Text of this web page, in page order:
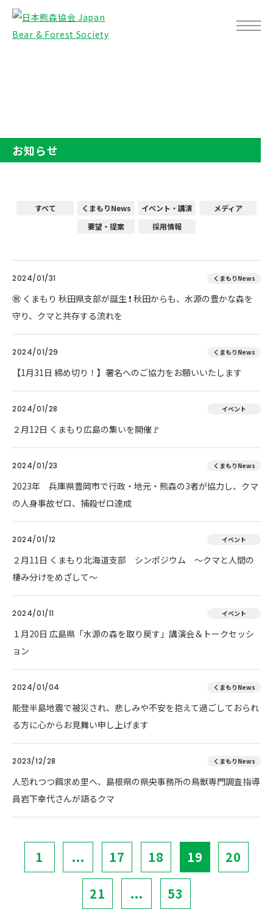
お知らせ
すべて くまもりNews イベント・講演
メディア
要望・提案
採用情報
2024/01/31 くまもりNews
㊗ くまもり 秋田県支部が誕生 ❗ 秋田からも、水源の豊かな森を
守り、クマと共存する流れを
2024/01/29 くまもりNews
【1月31日 締め切り！】署名へのご協力をお願いいたします
2024/01/28 イベント
２月12日 くまもり広島の集いを開催🚩
2024/01/23 くまもりNews
2023年 兵庫県豊岡市で行政・地元・熊森の3者が協力し、クマ
の人身事故ゼロ、捕殺ゼロ達成
2024/01/12 イベント
２月11日 くまもり北海道支部 シンポジウム ～クマと人間の
棲み分けをめざして～
2024/01/11 イベント
１月20日 広島県「水源の森を取り戻す」講演会＆トークセッシ
ョン
2024/01/04 くまもりNews
能登半島地震で被災され、悲しみや不安を抱えて過ごしておられ
る方に心からお見舞い申し上げます
2023/12/28 くまもりNews
人恐れつつ餌求め里へ、島根県の県央事務所の鳥獣専門調査指導
員岩下幸代さんが語るクマ
1 ... 17 18 19 20
21 ... 53